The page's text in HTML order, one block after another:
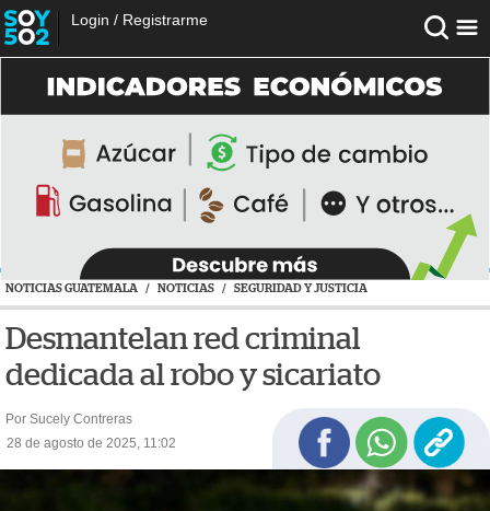
Login / Registrarme
NOTICIAS GUATEMALA / NOTICIAS / SEGURIDAD Y JUSTICIA
Desmantelan red criminal
dedicada al robo y sicariato
Por Sucely Contreras
28 de agosto de 2025, 11:02